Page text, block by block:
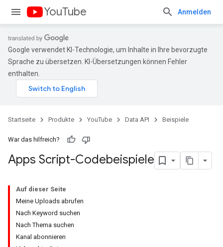
YouTube Anmelden
Google verwendet KI-Technologie, um Inhalte in Ihre bevorzugte
Sprache zu übersetzen. KI-Übersetzungen können Fehler
enthalten.
Startseite Produkte YouTube Data API Beispiele
War das hilfreich?
Apps Script-Codebeispiele
Auf dieser Seite
Meine Uploads abrufen
Nach Keyword suchen
Nach Thema suchen
Kanal abonnieren